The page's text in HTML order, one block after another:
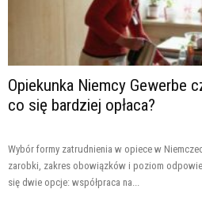
Opiekunka Niemcy Gewerbe
co się bardziej opłaca?
Wybór formy zatrudnienia w opiece w
zarobki, zakres obowiązków i poziom
się dwie opcje: współpraca na...